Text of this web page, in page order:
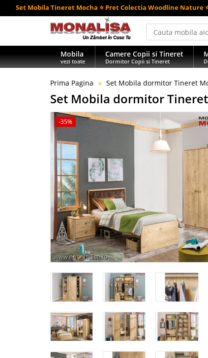
Set Mobila Tineret Mocha ⭐ Pret Colectia Woodline Nature
Mobila
vezi toate
Camere Copii si Tineret
Dormitor Copii si Tineret
Prima Pagina Set Mobila dormitor Tineret
Set Mobila dormitor
-35%